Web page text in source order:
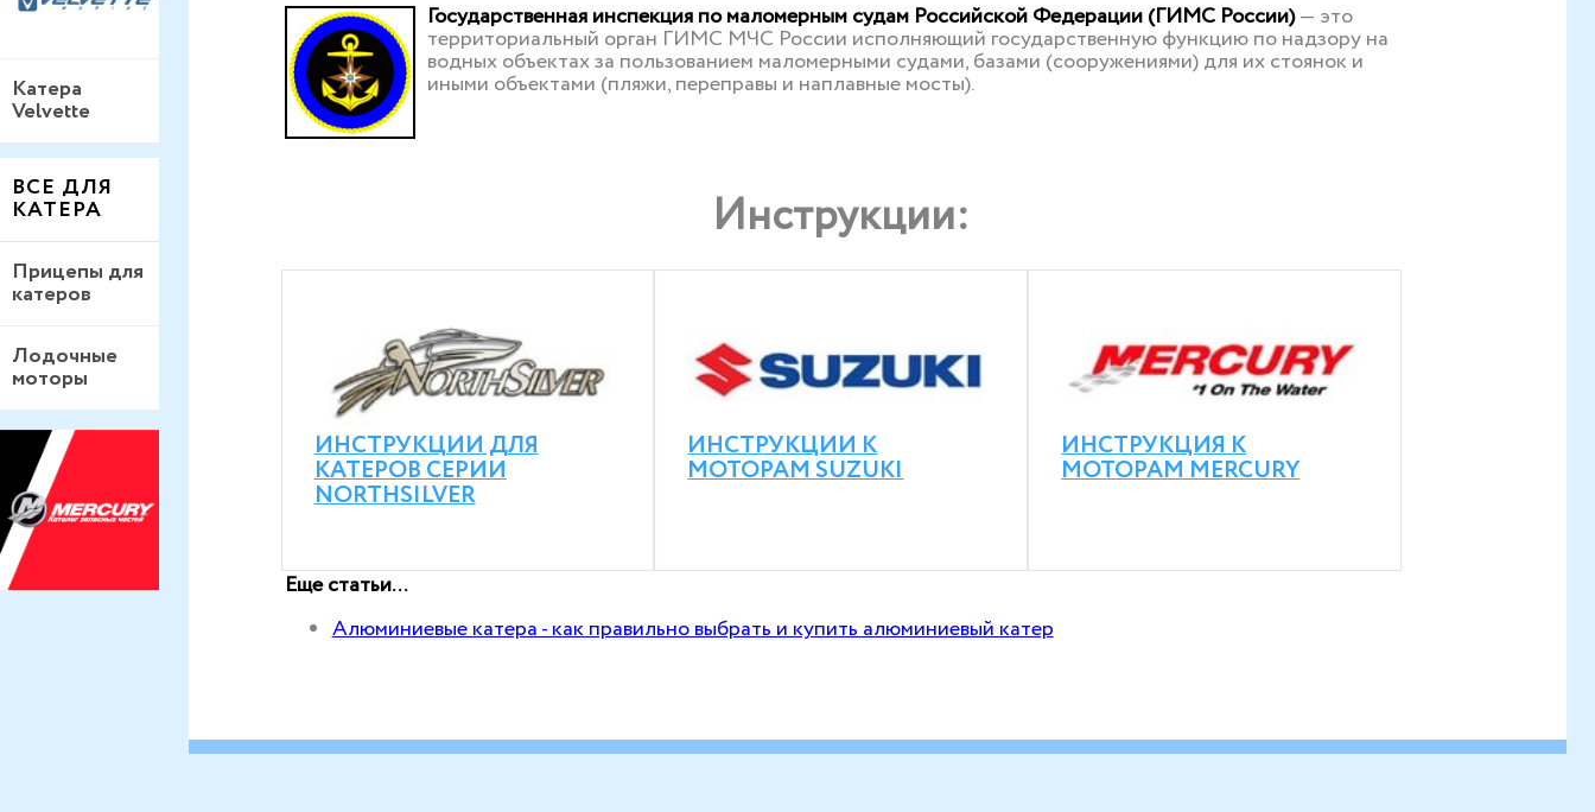
Катера
Velvette
ВСЕ ДЛЯ
КАТЕРА
Прицепы для
катеров
Лодочные
моторы
Государственная инспекция по маломерным судам Российской Федерации (ГИМС России)— это
территориальный орган ГИМС МЧС России исполняющий государственную функцию по надзору на
водных объектах за пользованием маломерными судами, базами (сооружениями) для их стоянок и
иными объектами (пляжи, переправы и наплавные мосты).
Инструкции:
ИНСТРУКЦИИ ДЛЯ
КАТЕРОВ СЕРИИ
NORTHSILVER
ИНСТРУКЦИИ К
МОТОРАМ SUZUKI
ИНСТРУКЦИЯ К
МОТОРАМ MERCURY
Еще статьи...
Алюминиевые катера - как правильно выбрать и купить алюминиевый катер